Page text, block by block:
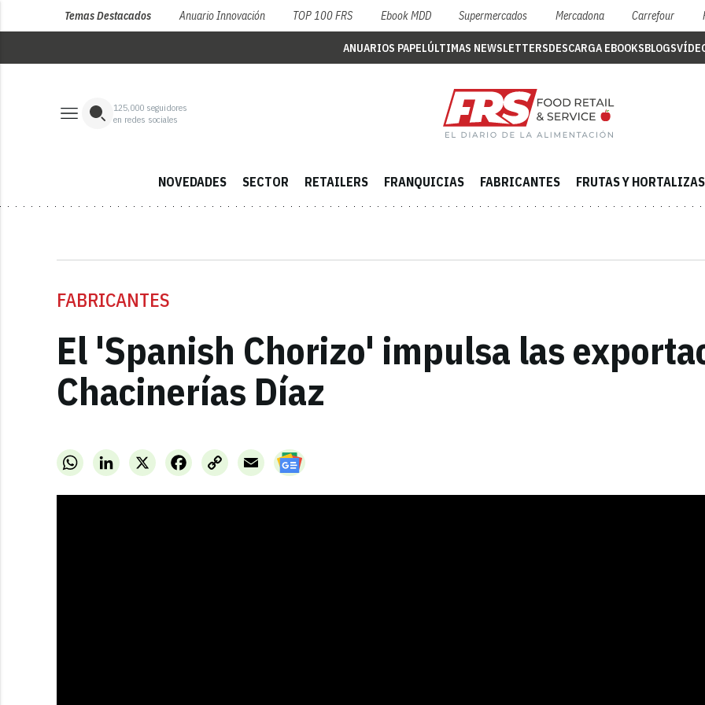
Temas Destacados Anuario Innovación TOP 100 FRS Ebook MDD Supermercados Mercadona Carrefour
ANUARIOS PAPELÚLTIMAS NEWSLETTERSDESCARGA EBOOKSBLOGS
125,000 seguidores
en redes sociales
NOVEDADES SECTOR RETAILERS FRANQUICIAS FABRICANTES FRUTAS Y HORTALIZAS
FABRICANTES
El 'Spanish Chorizo' impulsa las
Chacinerías Díaz
WhatsAppLinkedInX FacebookCopy
Link
Email